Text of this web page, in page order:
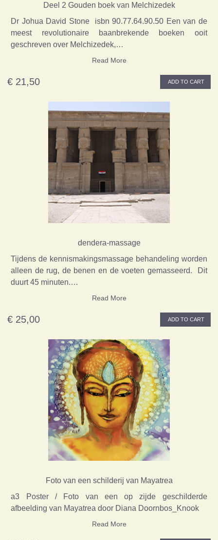
Deel 2 Gouden boek van Melchizedek
Dr Johua David Stone isbn 90.77.64.90.50 Een van de
meest revolutionaire baanbrekende boeken ooit
geschreven over Melchizedek,…
Read More
€ 21,50 ADD TO CART
dendera-massage
Tijdens de kennismakingsmassage behandeling worden
alleen de rug, de benen en de voeten gemasseerd. Dit
duurt 45 minuten.…
Read More
€ 25,00 ADD TO CART
Foto van een schilderij van Mayatrea
a3 Poster / Foto van een op zijde geschilderde
afbeelding van Mayatrea door Diana Doornbos_Knook
Read More